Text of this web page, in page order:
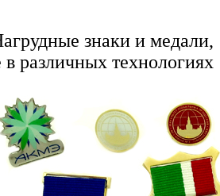
знаки и медали,
в различных технологиях